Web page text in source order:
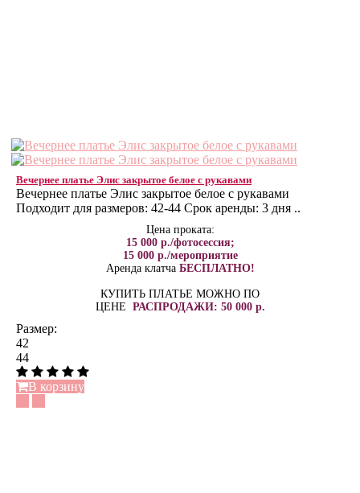
Вечернее платье Элис закрытое белое с рукавами
Вечернее платье Элис закрытое белое с рукавами
Подходит для размеров: 42-44 Срок аренды: 3 дня ..
Цена проката:
15 000 р./фотосессия;
15 000 р./мероприятие
Аренда клатча БЕСПЛАТНО!
КУПИТЬ ПЛАТЬЕ МОЖНО ПО
ЦЕНЕ РАСПРОДАЖИ: 50 000 р.
Размер:
42
44
В корзину